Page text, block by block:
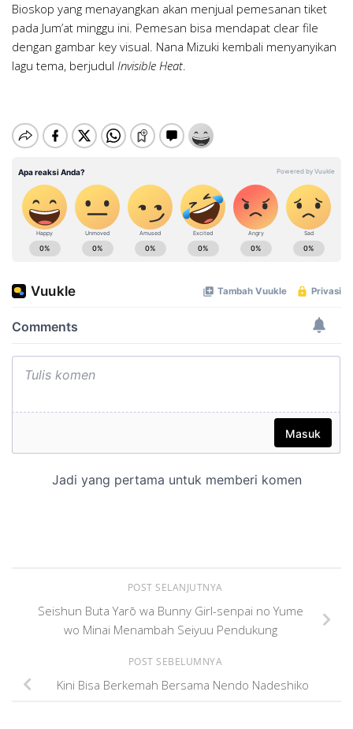
Bioskop yang menayangkan akan menjual pemesanan tiket
pada Jum’at minggu ini. Pemesan bisa mendapat clear file
dengan gambar key visual. Nana Mizuki kembali menyanyikan
lagu tema, berjudul Invisible Heat.
POST SELANJUTNYA
Seishun Buta Yarō wa Bunny Girl-senpai no Yume
wo Minai Menambah Seiyuu Pendukung
POST SEBELUMNYA
Kini Bisa Berkemah Bersama Nendo Nadeshiko